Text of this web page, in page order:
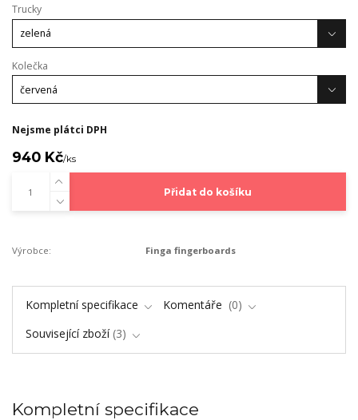
Trucky
Kolečka
Nejsme plátci DPH
940 Kč/ks
Přidat do košíku
Výrobce: Finga fingerboards
Kompletní specifikace Komentáře
0
Související zboží 3
Kompletní specifikace